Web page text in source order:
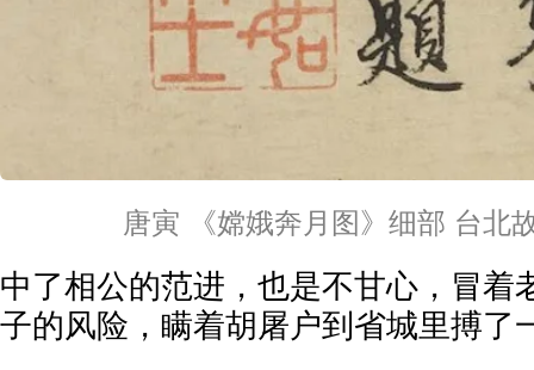
唐寅 《嫦娥奔月图》细部 台北
中了相公的范进，也是不甘心，冒着
子的风险，瞒着胡屠户到省城里搏了